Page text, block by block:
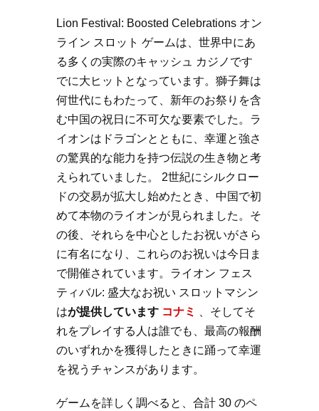
Lion Festival: Boosted Celebrations オン
ライン スロット ゲームは、世界中にあ
る多くの実際のキャッシュ カジノです
でに大ヒットとなっています。獅子舞は
何世代にもわたって、新年のお祭りを含
む中国の祝日に不可欠な要素でした。ラ
イオンはドラゴンとともに、幸運と強さ
の驚異的な能力を持つ伝説の生き物と考
えられていました。 2世紀にシルクロー
ドの交易が拡大し始めたとき、中国で初
めて本物のライオンが見られました。そ
の後、それらを中心としたお祝いがさら
に有名になり、これらのお祝いは今日ま
で開催されています。ライオン フェス
ティバル: 盛大なお祝い スロットマシン
はが提供しています コナミ 、そしてそ
れをプレイする人は誰でも、最高の報酬
のいずれかを獲得したときに踊って幸運
を祝うチャンスがあります。
ゲームを詳しく調べると、合計 30 のペ